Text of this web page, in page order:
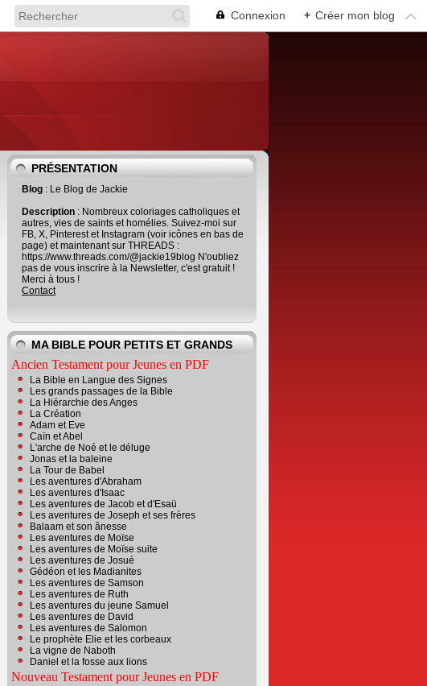
Connexion + Créer mon blog
PRÉSENTATION
Blog : Le Blog de Jackie
Description : Nombreux coloriages catholiques et
autres, vies de saints et homélies. Suivez-moi sur
FB, X, Pinterest et Instagram (voir icônes en bas de
page) et maintenant sur THREADS :
https://www.threads.com/@jackie19blog N'oubliez
pas de vous inscrire à la Newsletter, c'est gratuit !
Merci à tous !
Contact
MA BIBLE POUR PETITS ET GRANDS
Ancien Testament pour Jeunes en PDF
La Bible en Langue des Signes
Les grands passages de la Bible
La Hiérarchie des Anges
La Création
Adam et Eve
Caïn et Abel
L'arche de Noé et le déluge
Jonas et la baleine
La Tour de Babel
Les aventures d'Abraham
Les aventures d'Isaac
Les aventures de Jacob et d'Esaü
Les aventures de Joseph et ses frères
Balaam et son ânesse
Les aventures de Moïse
Les aventures de Moïse suite
Les aventures de Josué
Gédéon et les Madianites
Les aventures de Samson
Les aventures de Ruth
Les aventures du jeune Samuel
Les aventures de David
Les aventures de Salomon
Le prophète Elie et les corbeaux
La vigne de Naboth
Daniel et la fosse aux lions
Nouveau Testament pour Jeunes en PDF